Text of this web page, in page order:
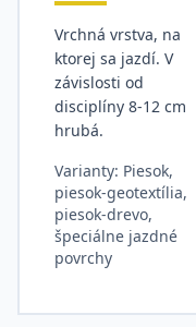
Vrchná vrstva, na
ktorej sa jazdí. V
závislosti od
disciplíny 8-12 cm
hrubá.
Varianty: Piesok,
piesok-geotextília,
piesok-drevo,
špeciálne jazdné
povrchy